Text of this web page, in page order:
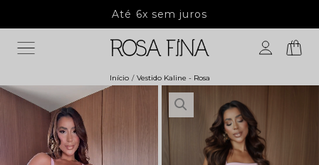
Até 6x sem juros
Início Vestido Kaline - Rosa